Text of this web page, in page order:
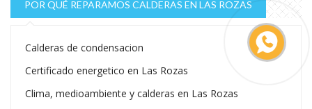
POR QUÉ REPARAMOS CALDERAS EN LAS ROZAS
Calderas de condensacion
Certificado energetico en Las Rozas
Clima, medioambiente y calderas en Las Rozas